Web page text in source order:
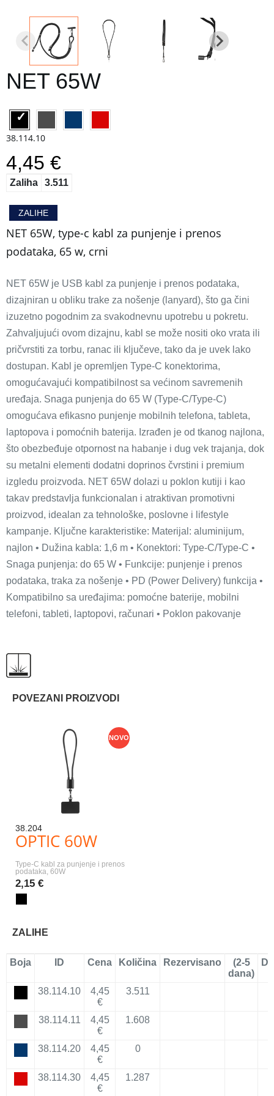
NET 65W
38.114.10
4,45 €
Zaliha 3.511
ZALIHE
NET 65W, type-c kabl za punjenje i prenos
podataka, 65 w, crni
NET 65W je USB kabl za punjenje i prenos podataka,
dizajniran u obliku trake za nošenje (lanyard), što ga čini
izuzetno pogodnim za svakodnevnu upotrebu u pokretu.
Zahvaljujući ovom dizajnu, kabl se može nositi oko vrata ili
pričvrstiti za torbu, ranac ili ključeve, tako da je uvek lako
dostupan. Kabl je opremljen Type-C konektorima,
omogućavajući kompatibilnost sa većinom savremenih
uređaja. Snaga punjenja do 65 W (Type-C/Type-C)
omogućava efikasno punjenje mobilnih telefona, tableta,
laptopova i pomoćnih baterija. Izrađen je od tkanog najlona,
što obezbeđuje otpornost na habanje i dug vek trajanja, dok
su metalni elementi dodatni doprinos čvrstini i premium
izgledu proizvoda. NET 65W dolazi u poklon kutiji i kao
takav predstavlja funkcionalan i atraktivan promotivni
proizvod, idealan za tehnološke, poslovne i lifestyle
kampanje. Ključne karakteristike: Materijal: aluminijum,
najlon • Dužina kabla: 1,6 m • Konektori: Type-C/Type-C •
Snaga punjenja: do 65 W • Funkcije: punjenje i prenos
podataka, traka za nošenje • PD (Power Delivery) funkcija •
Kompatibilno sa uređajima: pomoćne baterije, mobilni
telefoni, tableti, laptopovi, računari • Poklon pakovanje
POVEZANI PROIZVODI
NOVO
38.204
OPTIC 60W
Type-C kabl za punjenje i prenos
podataka, 60W
2,15 €
ZALIHE
Boja ID Cena Količina Rezervisano
(2-5
dana)
38.114.10
4,45
€
3.511
38.114.11
4,45
€
1.608
38.114.20
4,45
€
0
38.114.30
4,45
€
1.287